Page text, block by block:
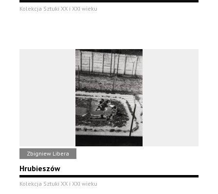
Kolekcja Sztuki XX i XXI wieku
Zbigniew Libera
Hrubieszów
Kolekcja Sztuki XX i XXI wieku